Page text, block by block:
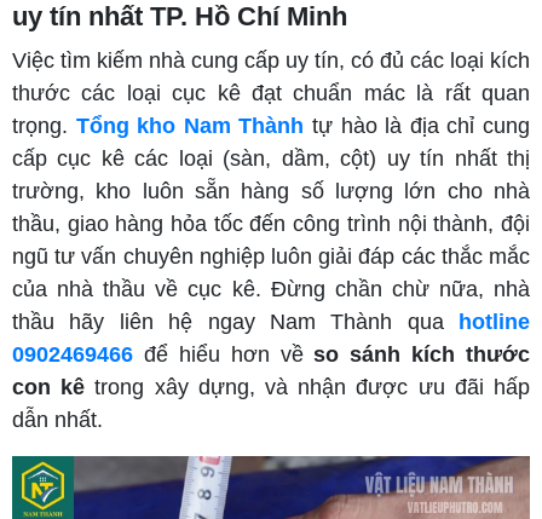
uy tín nhất TP. Hồ Chí Minh
Việc tìm kiếm nhà cung cấp uy tín, có đủ các loại kích
thước các loại cục kê đạt chuẩn mác là rất quan
trọng. Tổng kho Nam Thành tự hào là địa chỉ cung
cấp cục kê các loại (sàn, dầm, cột) uy tín nhất thị
trường, kho luôn sẵn hàng số lượng lớn cho nhà
thầu, giao hàng hỏa tốc đến công trình nội thành, đội
ngũ tư vấn chuyên nghiệp luôn giải đáp các thắc mắc
của nhà thầu về cục kê. Đừng chần chừ nữa, nhà
thầu hãy liên hệ ngay Nam Thành qua
hotline
0902469466 để hiểu hơn vềso sánh kích thước
con kê trong xây dựng, và nhận được ưu đãi hấp
dẫn nhất.